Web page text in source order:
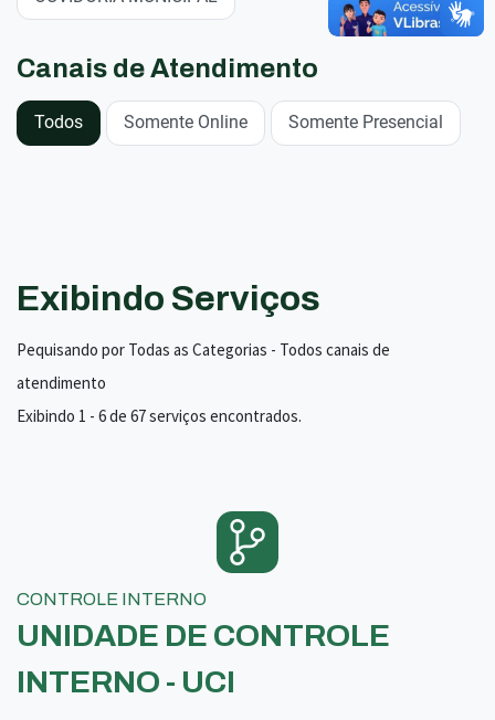
Canais de Atendimento
Todos Somente Online Somente Presencial
Exibindo Serviços
Pequisando por Todas as Categorias - Todos canais de
atendimento
Exibindo 1 - 6 de 67 serviços encontrados.
CONTROLE INTERNO
UNIDADE DE CONTROLE
INTERNO - UCI